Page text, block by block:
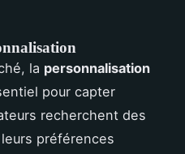
la personnalisation
pour capter
recherchent des
préférences